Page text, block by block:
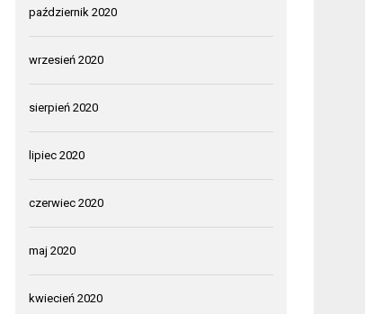
październik 2020
wrzesień 2020
sierpień 2020
lipiec 2020
czerwiec 2020
maj 2020
kwiecień 2020